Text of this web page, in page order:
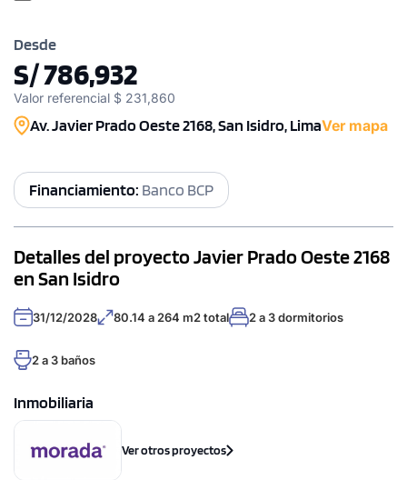
Desde
S/ 786,932
Valor referencial $ 231,860
Av. Javier Prado Oeste 2168, San Isidro, LimaVer mapa
Financiamiento: Banco BCP
Detalles del proyecto Javier Prado Oeste 2168
en San Isidro
31/12/2028 80.14 a 264 m2 total 2 a 3 dormitorios
2 a 3 baños
Inmobiliaria
Ver otros proyectos